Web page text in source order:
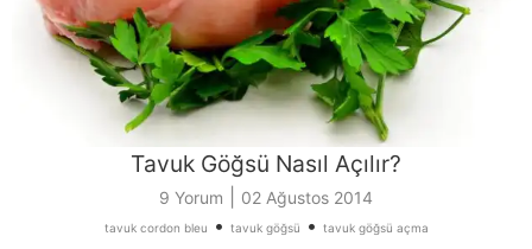
Tavuk Göğsü Nasıl Açılır?
9 Yorum 02 Ağustos 2014
tavuk cordon bleu • tavuk göğsü • tavuk göğsü açma